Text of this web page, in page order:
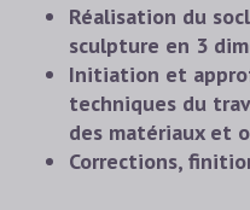
Réalisation du
sculpture en 3
Initiation et
techniques du
des matériaux et
Corrections,